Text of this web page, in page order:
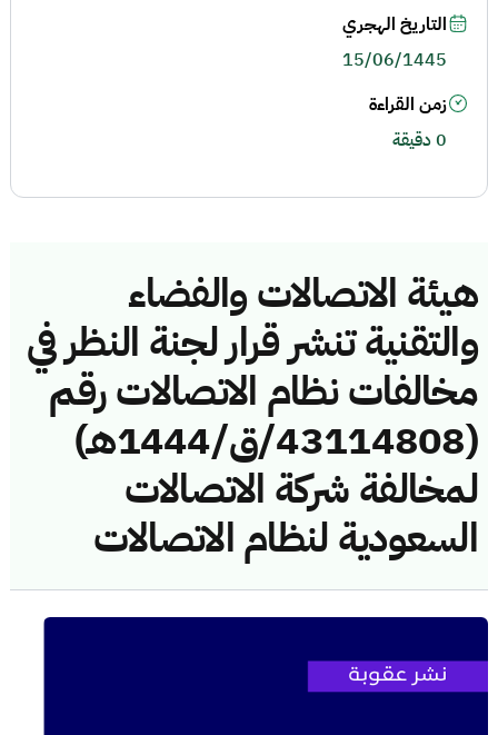
هيئة الاتصالات والفضاء
والتقنية تنشر قرار لجنة النظر في
مخالفات نظام الاتصالات رقم
(43114808/ق/1444هـ)
لمخالفة شركة الاتصالات
السعودية لنظام الاتصالات
التاريخ الهجري
15/06/1445
زمن القراءة
0 دقيقة